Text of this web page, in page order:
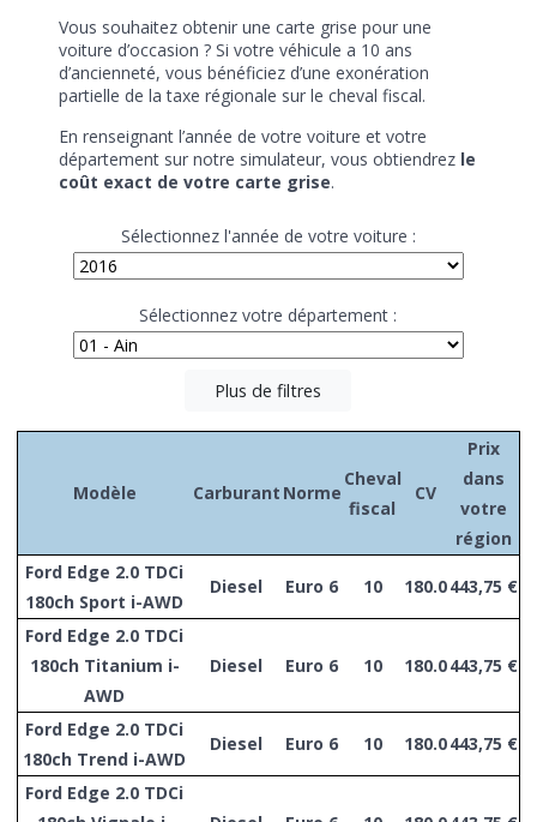
Vous souhaitez obtenir une carte grise pour une
voiture d’occasion ? Si votre véhicule a 10 ans
d’ancienneté, vous bénéficiez d’une exonération
partielle de la taxe régionale sur le cheval fiscal.
En renseignant l’année de votre voiture et votre
département sur notre simulateur, vous obtiendrez le
coût exact de votre carte grise.
Sélectionnez l'année de votre voiture :
Sélectionnez votre département :
Plus de filtres
Modèle Carburant Norme
Cheval
fiscal
CV
Prix
dans
votre
région
Ford Edge 2.0 TDCi
180ch Sport i-AWD
Diesel Euro 6 10 180.0443,75 €
Ford Edge 2.0 TDCi
180ch Titanium i-
AWD
Diesel Euro 6 10 180.0443,75 €
Ford Edge 2.0 TDCi
180ch Trend i-AWD
Diesel Euro 6 10 180.0443,75 €
Ford Edge 2.0 TDCi